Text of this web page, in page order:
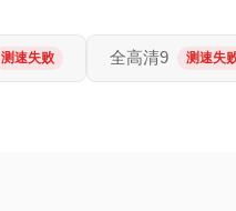
测速失败 全高清9 测速失